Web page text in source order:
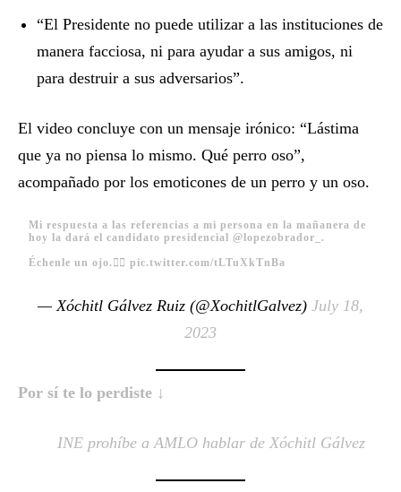
“El Presidente no puede utilizar a las instituciones de
manera facciosa, ni para ayudar a sus amigos, ni
para destruir a sus adversarios”.
El video concluye con un mensaje irónico: “Lástima
que ya no piensa lo mismo. Qué perro oso”,
acompañado por los emoticones de un perro y un oso.
Mi respuesta a las referencias a mi persona en la mañanera de
hoy la dará el candidato presidencial@lopezobrador_ .
Échenle un ojo.👇🏼pic.twitter.com/tLTuXkTnBa
— Xóchitl Gálvez Ruiz (@XochitlGalvez) July 18,
2023
Por sí te lo perdiste ↓
INE prohíbe a AMLO hablar de Xóchitl Gálvez